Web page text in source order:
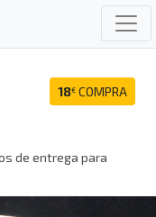
18€ COMPRA
de entrega para